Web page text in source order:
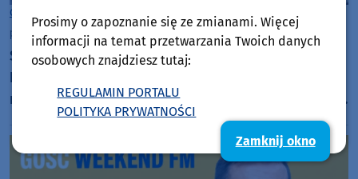
Gmina Chojnice
piątek, 7 sierpnia 2026, 21:15
Szanty znów królują w Charzykowach. Ruszył
Festiwal Piosenki Żeglarskiej. "Jak by było nudno,
nikt by mnie tu nie zobaczył. Jest fajna atmosfera,
fajna zabawa" (FOTO)
Prosimy o zapoznanie się ze zmianami. Więcej
informacji na temat przetwarzania Twoich danych
osobowych znajdziesz tutaj:
REGULAMIN PORTALU
POLITYKA PRYWATNOŚCI
Zamknij okno